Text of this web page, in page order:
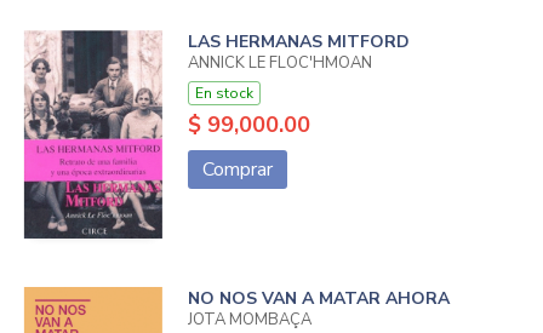
LAS HERMANAS MITFORD
ANNICK LE FLOC'HMOAN
En stock
$ 99,000.00
Comprar
NO NOS VAN A MATAR AHORA
JOTA MOMBAÇA